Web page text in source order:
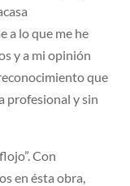
a lo que me he
y a mi opinión
que
profesional y sin
Con
en ésta obra,